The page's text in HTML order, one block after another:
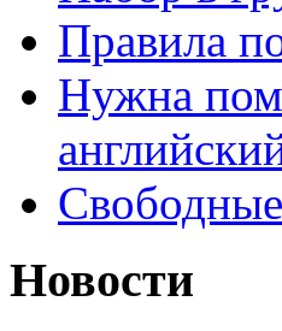
Правила
Нужна
Новости